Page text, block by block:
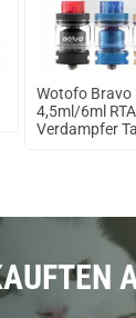
Wotofo Bravo
4,5ml/6ml RTA
Verdampfer